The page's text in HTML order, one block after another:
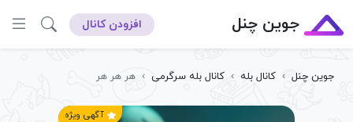
جوین چنل افزودن کانال
جوین چنل › کانال بله › کانال بله سرگرمی › هر هر هر
آگهی ویژه